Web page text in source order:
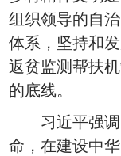
组织领导的自
体系，坚持和
返贫监测帮扶
的底线。
习近平强调
命，在建设中